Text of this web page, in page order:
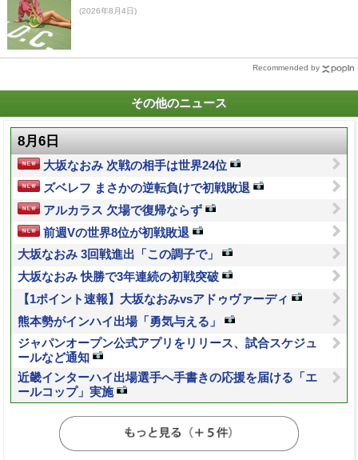
(2026年8月4日)
Recommended by
その他のニュース
8月6日
大坂なおみ 次戦の相手は世界24位
ズベレフ まさかの逆転負けで初戦敗退
アルカラス 欠場で復帰ならず
前週Vの世界8位が初戦敗退
大坂なおみ 3回戦進出「この調子で」
大坂なおみ 快勝で3年連続の初戦突破
【1ポイント速報】大坂なおみvsアドゥヴァーディ
熊本勢がインハイ出場「勇気与える」
ジャパンオープン公式アプリをリリース、試合スケジュ
ールなど通知
近畿インターハイ出場選手へ手書きの応援を届ける「エ
ールコップ」実施